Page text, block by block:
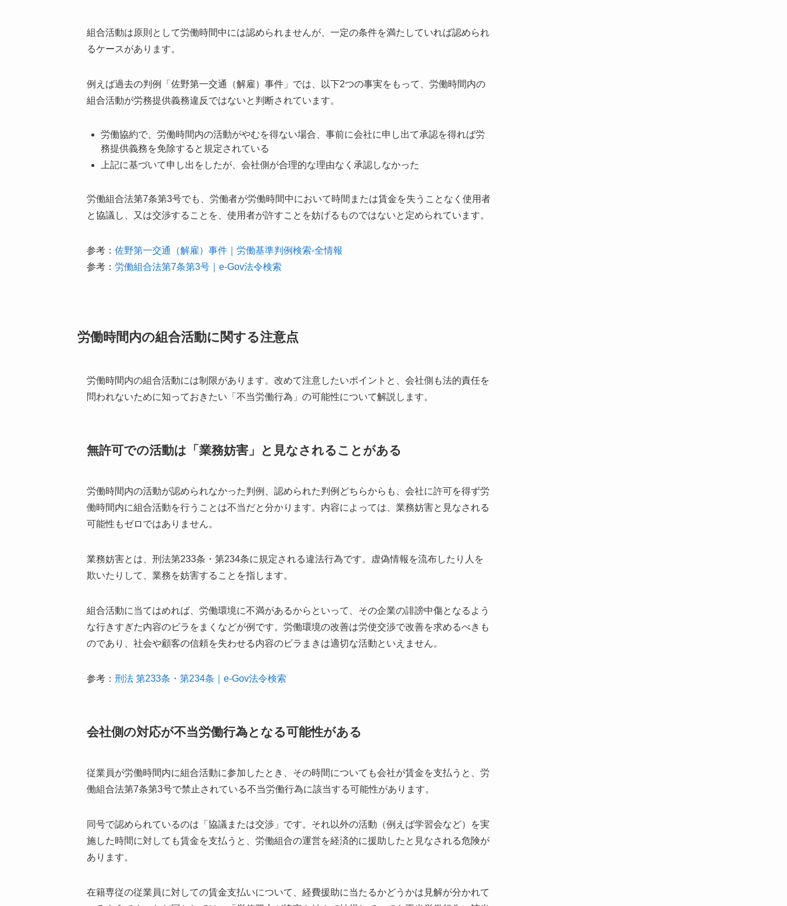
組合活動は原則として労働時間中には認められませんが、一定の条件を満たしていれば認められ
るケースがあります。
例えば過去の判例「佐野第一交通（解雇）事件」では、以下2つの事実をもって、労働時間内の
組合活動が労務提供義務違反ではないと判断されています。
労働協約で、労働時間内の活動がやむを得ない場合、事前に会社に申し出て承認を得れば労
務提供義務を免除すると規定されている
上記に基づいて申し出をしたが、会社側が合理的な理由なく承認しなかった
労働組合法第7条第3号でも、労働者が労働時間中において時間または賃金を失うことなく使用者
と協議し、又は交渉することを、使用者が許すことを妨げるものではないと定められています。
参考： 佐野第一交通（解雇）事件｜労働基準判例検索-全情報
参考： 労働組合法第7条第3号｜e-Gov法令検索
労働時間内の組合活動に関する注意点
労働時間内の組合活動には制限があります。改めて注意したいポイントと、会社側も法的責任を
問われないために知っておきたい「不当労働行為」の可能性について解説します。
無許可での活動は「業務妨害」と見なされることがある
労働時間内の活動が認められなかった判例、認められた判例どちらからも、会社に許可を得ず労
働時間内に組合活動を行うことは不当だと分かります。内容によっては、業務妨害と見なされる
可能性もゼロではありません。
業務妨害とは、刑法第233条・第234条に規定される違法行為です。虚偽情報を流布したり人を
欺いたりして、業務を妨害することを指します。
組合活動に当てはめれば、労働環境に不満があるからといって、その企業の誹謗中傷となるよう
な行きすぎた内容のビラをまくなどが例です。労働環境の改善は労使交渉で改善を求めるべきも
のであり、社会や顧客の信頼を失わせる内容のビラまきは適切な活動といえません。
参考： 刑法 第233条・第234条｜e-Gov法令検索
会社側の対応が不当労働行為となる可能性がある
従業員が労働時間内に組合活動に参加したとき、その時間についても会社が賃金を支払うと、労
働組合法第7条第3号で禁止されている不当労働行為に該当する可能性があります。
同号で認められているのは「協議または交渉」です。それ以外の活動（例えば学習会など）を実
施した時間に対しても賃金を支払うと、労働組合の運営を経済的に援助したと見なされる危険が
あります。
在籍専従の従業員に対しての賃金支払いについて、経費援助に当たるかどうかは見解が分かれて